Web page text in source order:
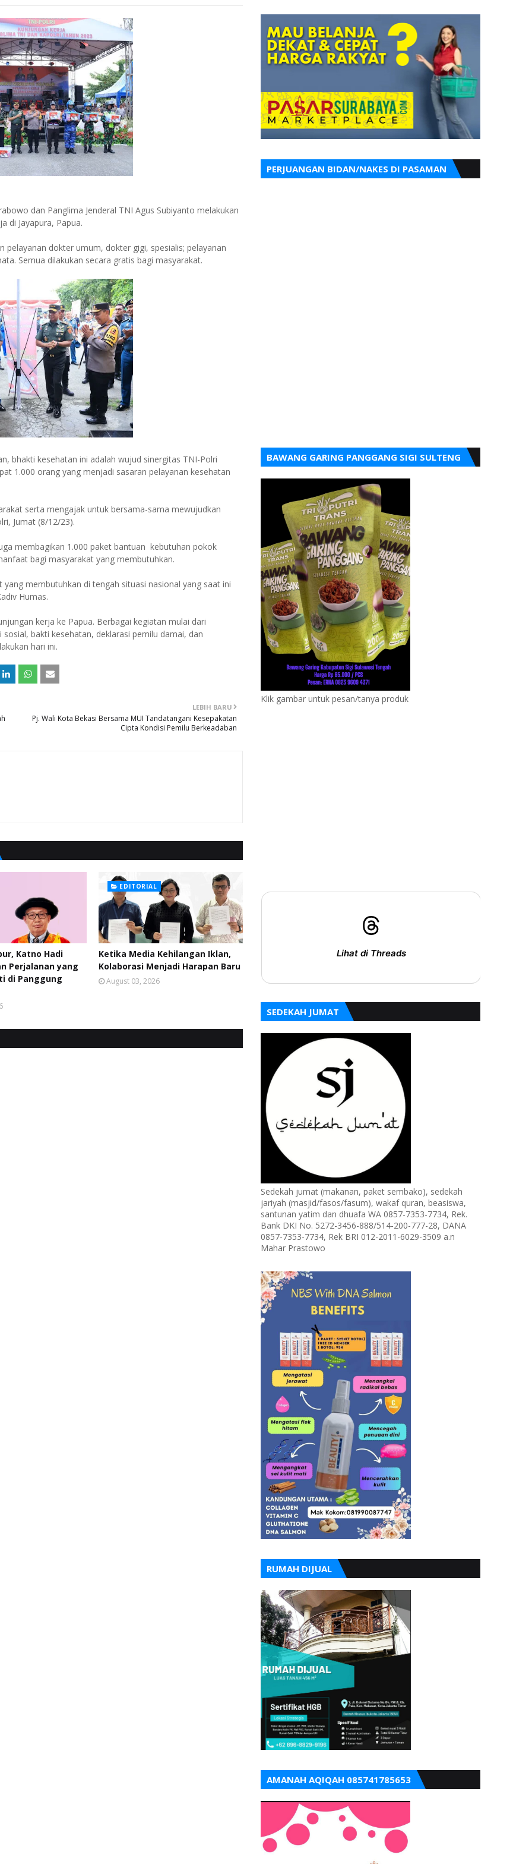
dan Panglima Jenderal TNI Agus Subiyanto melakukan
di Jayapura, Papua.
pelayanan dokter umum, dokter gigi, spesialis; pelayanan
Semua dilakukan secara gratis bagi masyarakat.
bhakti kesehatan ini adalah wujud sinergitas TNI-Polri
1.000 orang yang menjadi sasaran pelayanan kesehatan
serta mengajak untuk bersama-sama mewujudkan
Jumat (8/12/23).
membagikan 1.000 paket bantuan kebutuhan pokok
bagi masyarakat yang membutuhkan.
membutuhkan di tengah situasi nasional yang saat ini
Humas.
kerja ke Papua. Berbagai kegiatan mulai dari
bakti kesehatan, deklarasi pemilu damai, dan
hari ini.
LEBIH BARU
Pj. Wali Kota Bekasi Bersama MUI Tandatangani Kesepakatan
Cipta Kondisi Pemilu Berkeadaban
Katno Hadi
Perjalanan yang
di Panggung
EDITORIAL
Ketika Media Kehilangan Iklan,
Kolaborasi Menjadi Harapan Baru
August 03, 2026
PERJUANGAN BIDAN/NAKES DI PASAMAN
BAWANG GARING PANGGANG SIGI SULTENG
Klik gambar untuk pesan/tanya produk
Lihat di Threads
SEDEKAH JUMAT
Sedekah jumat (makanan, paket sembako), sedekah
jariyah (masjid/fasos/fasum), wakaf quran, beasiswa,
santunan yatim dan dhuafa WA 0857-7353-7734, Rek.
Bank DKI No. 5272-3456-888/514-200-777-28, DANA
0857-7353-7734, Rek BRI 012-2011-6029-3509 a.n
Mahar Prastowo
RUMAH DIJUAL
AMANAH AQIQAH 085741785653